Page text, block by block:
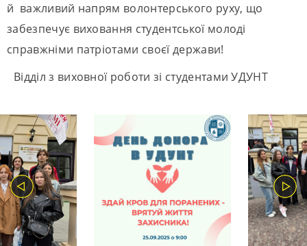
й важливий напрям волонтерського руху, що
забезпечує виховання студентської молоді
справжніми патріотами своєї держави!
Відділ з виховної роботи зі студентами УДУНТ